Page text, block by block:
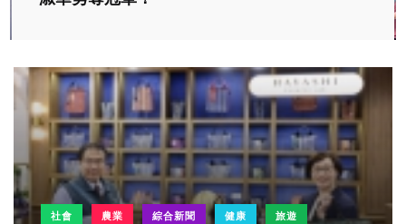
社會 農業 綜合新聞 健康 旅遊